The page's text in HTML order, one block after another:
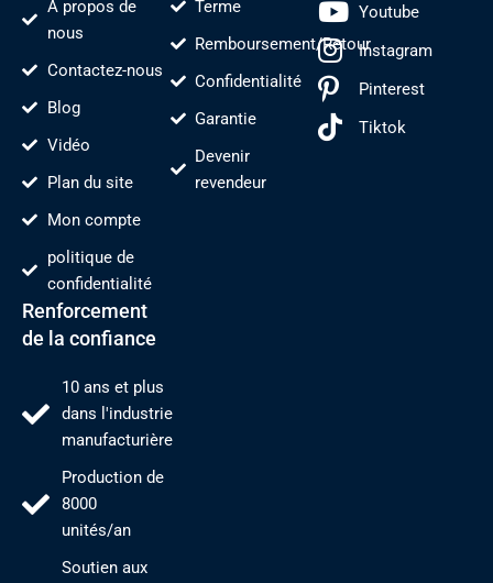
À propos de
nous
Contactez-nous
Blog
Vidéo
Plan du site
Mon compte
politique de
confidentialité
Terme
Remboursement/Retour
Confidentialité
Garantie
Devenir
revendeur
Youtube
Instagram
Pinterest
Tiktok
Renforcement
de la confiance
10 ans et plus
dans l'industrie
manufacturière
Production de
8000
unités/an
Soutien aux